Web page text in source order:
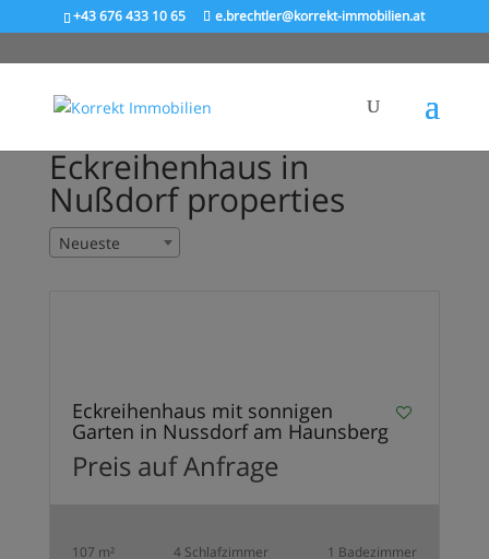
+43 676 433 10 65 e.brechtler@korrekt-immobilien.at
Eckreihenhaus in
Nußdorf properties
Neueste
Eckreihenhaus mit sonnigen
Garten in Nussdorf am Haunsberg
Preis auf Anfrage
107 m² 4 Schlafzimmer 1 Badezimmer